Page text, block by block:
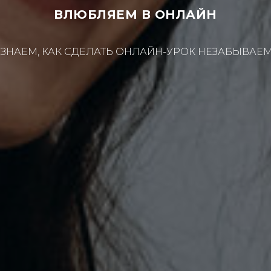
ВЛЮБЛЯЕМ В ОНЛАЙН
КАК СДЕЛАТЬ ОНЛАЙН-УРОК